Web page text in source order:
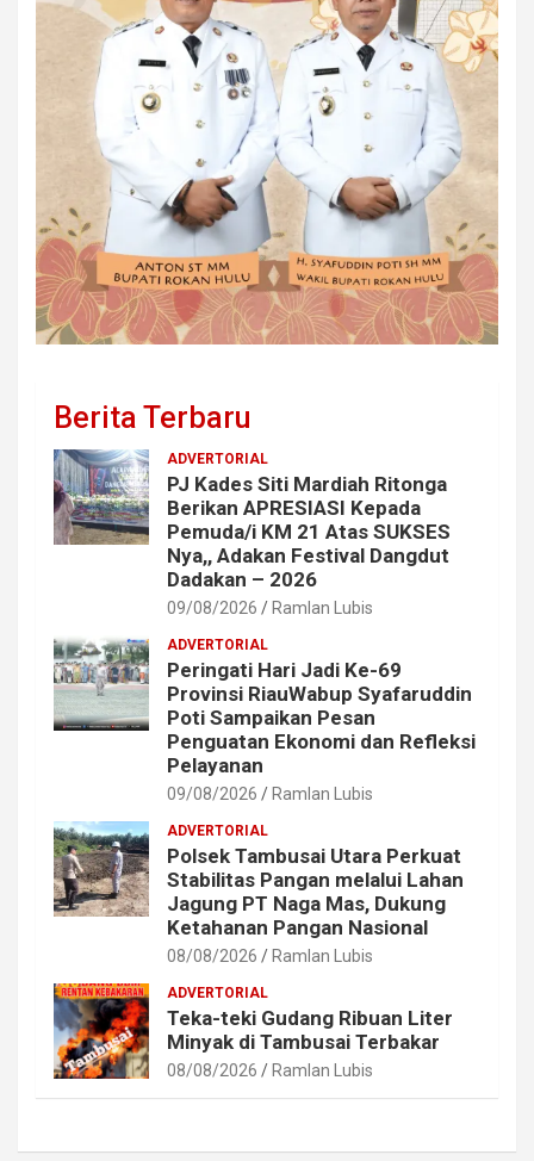
Berita Terbaru
ADVERTORIAL
PJ Kades Siti Mardiah Ritonga
Berikan APRESIASI Kepada
Pemuda/i KM 21 Atas SUKSES
Nya,, Adakan Festival Dangdut
Dadakan – 2026
09/08/2026 Ramlan Lubis
ADVERTORIAL
Peringati Hari Jadi Ke-69
Provinsi RiauWabup Syafaruddin
Poti Sampaikan Pesan
Penguatan Ekonomi dan Refleksi
Pelayanan
09/08/2026 Ramlan Lubis
ADVERTORIAL
Polsek Tambusai Utara Perkuat
Stabilitas Pangan melalui Lahan
Jagung PT Naga Mas, Dukung
Ketahanan Pangan Nasional
08/08/2026 Ramlan Lubis
ADVERTORIAL
Teka-teki Gudang Ribuan Liter
Minyak di Tambusai Terbakar
08/08/2026 Ramlan Lubis